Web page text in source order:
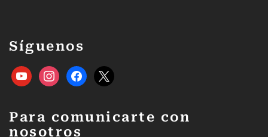
Síguenos
Para comunicarte con
nosotros